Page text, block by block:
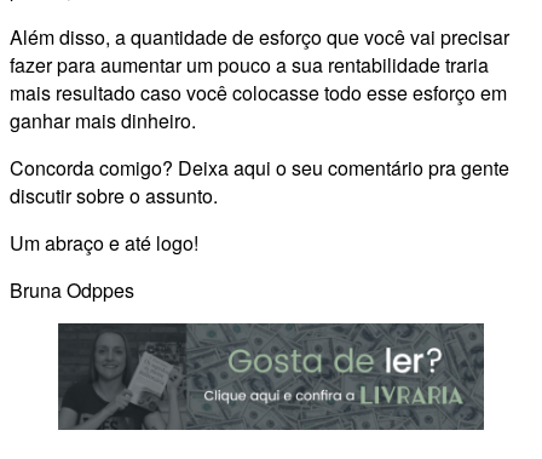
Além disso, a quantidade de esforço que você vai precisar
fazer para aumentar um pouco a sua rentabilidade traria
mais resultado caso você colocasse todo esse esforço em
ganhar mais dinheiro.
Concorda comigo? Deixa aqui o seu comentário pra gente
discutir sobre o assunto.
Um abraço e até logo!
Bruna Odppes